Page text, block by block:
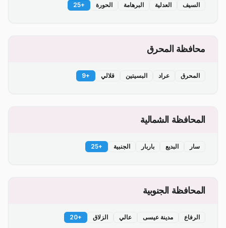
السيف العدلية البرهامة الحورة +
25
محافظة المحرق
المحرق عراد البسيتين قلالي +
9
المحافظة الشمالية
سار البديع باربار الجنبية +
25
المحافظة الجنوبية
الرفاع مدينة عيسى عالي الزلاق +
20